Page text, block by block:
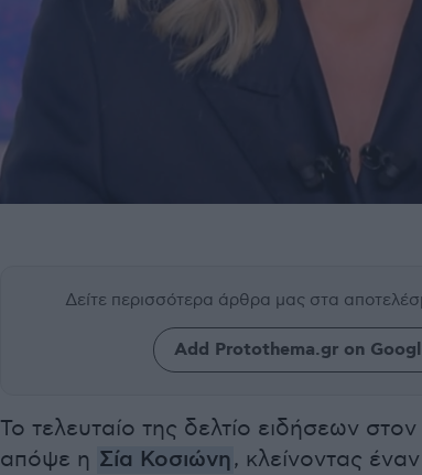
Δείτε περισσότερα άρθρα μας στα
Add Protothema.gr on
Το τελευταίο της δελτίο ειδήσεων
απόψε η Σία Κοσιώνη, κλείνοντας